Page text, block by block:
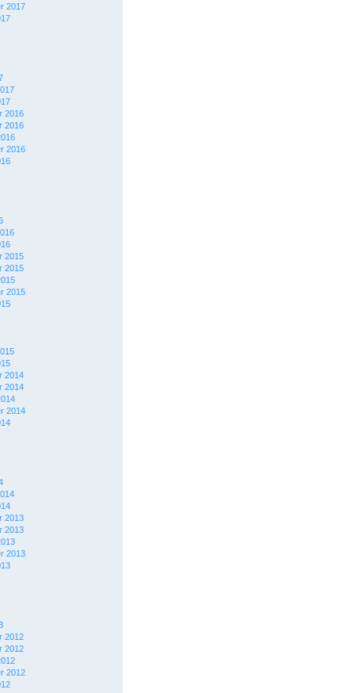
2017
2016
2016
2016
2015
2015
2015
2014
2014
2014
2013
2013
2013
2012
2012
2012